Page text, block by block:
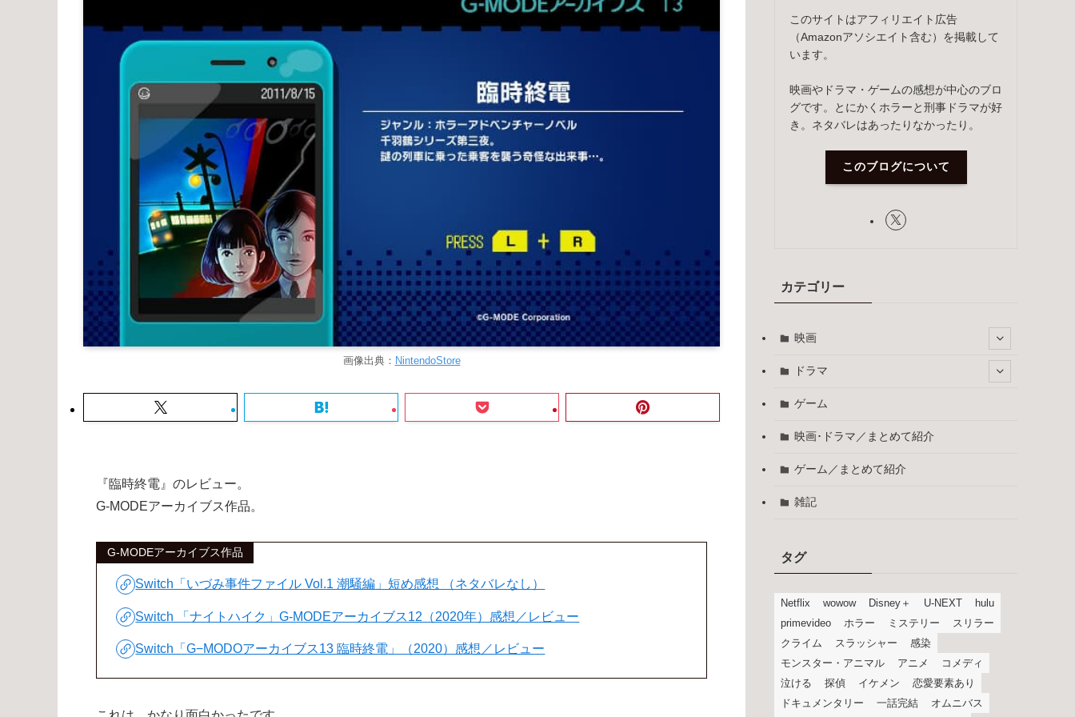
画像出典： NintendoStore
『臨時終電』のレビュー。
G-MODEアーカイブス作品。
G-MODEアーカイブス作品
Switch「いづみ事件ファイル Vol.1 潮騒編」短め感想 （ネタバレなし）
Switch 「ナイトハイク」G-MODEアーカイブス12（2020年）感想／レビュー
Switch「G−MODOアーカイブス13 臨時終電」（2020）感想／レビュー
このサイトはアフィリエイト広告
（Amazonアソシエイト含む）を掲載して
います。
映画やドラマ・ゲームの感想が中心のブロ
グです。とにかくホラーと刑事ドラマが好
き。ネタバレはあったりなかったり。
このブログについて
カテゴリー
映画
ドラマ
ゲーム
映画･ドラマ／まとめて紹介
ゲーム／まとめて紹介
雑記
タグ
Netflix wowow Disney＋ U-NEXT
hulu
primevideo
ホラー ミステリー
スリラー
クライム
スラッシャー
感染
モンスター・アニマル
アニメ
コメディ
泣ける
探偵 イケメン
恋愛要素あり
ドキュメンタリー
一話完結
オムニバス